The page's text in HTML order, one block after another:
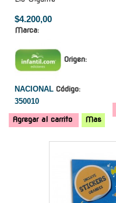
$4.200,00
Marca:
Origen:
NACIONAL Código:
350010
Agregar al carrito Mas